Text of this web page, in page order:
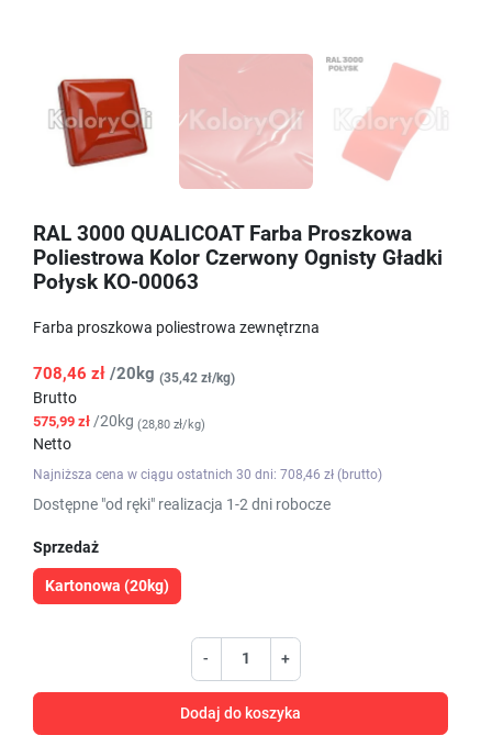
RAL 3000 QUALICOAT Farba Proszkowa
Poliestrowa Kolor Czerwony Ognisty Gładki
Połysk KO-00063
Farba proszkowa poliestrowa zewnętrzna
708,46 zł /20kg (35,42 zł/kg)
Brutto
575,99 zł /20kg (28,80 zł/kg)
Netto
Najniższa cena w ciągu ostatnich 30 dni: 708,46 zł (brutto)
Dostępne "od ręki" realizacja 1-2 dni robocze
Sprzedaż
Kartonowa (20kg)
- +
Dodaj do koszyka